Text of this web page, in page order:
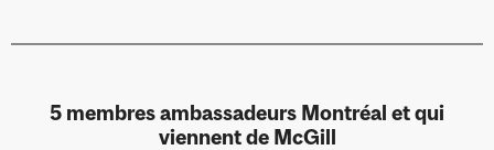
5 membres ambassadeurs Montréal et qui
viennent de McGill